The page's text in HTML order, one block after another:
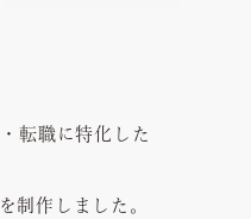
転職に特化した
制作しました。